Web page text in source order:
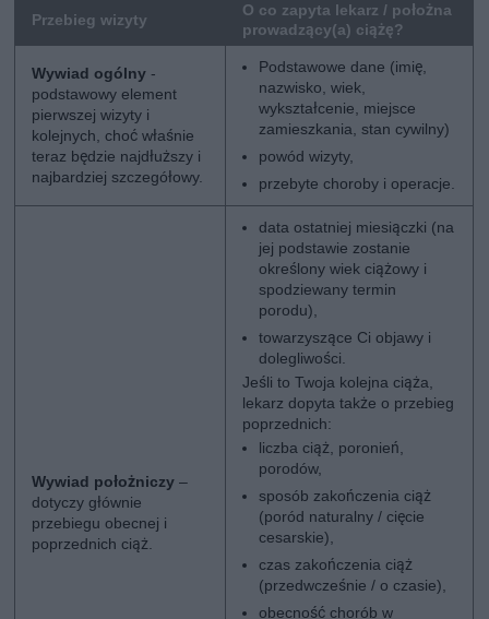
Przebieg wizyty
O co zapyta lekarz / położna
prowadzący(a) ciążę?
Wywiad ogólny -
podstawowy element
pierwszej wizyty i
kolejnych, choć właśnie
teraz będzie najdłuższy i
najbardziej szczegółowy.
Podstawowe dane (imię,
nazwisko, wiek,
wykształcenie, miejsce
zamieszkania, stan cywilny)
powód wizyty,
przebyte choroby i operacje.
Wywiad położniczy –
dotyczy głównie
przebiegu obecnej i
poprzednich ciąż.
data ostatniej miesiączki (na
jej podstawie zostanie
określony wiek ciążowy i
spodziewany termin
porodu),
towarzyszące Ci objawy i
dolegliwości.
Jeśli to Twoja kolejna ciąża,
lekarz dopyta także o przebieg
poprzednich:
liczba ciąż, poronień,
porodów,
sposób zakończenia ciąż
(poród naturalny / cięcie
cesarskie),
czas zakończenia ciąż
(przedwcześnie / o czasie),
obecność chorób w